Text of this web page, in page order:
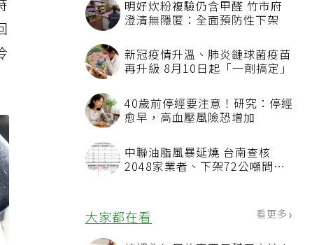
明好炊粉複驗仍含甲醛 竹市府
澄清無隱匿：全面預防性下架
新冠疫情升溫、肺炎鏈球菌疫苗
再升級 8月10日起「一劑搞定」
40歲前停經要注意！研究：停經
愈早，高血壓風險恐增加
中聯油脂風暴延燒 台南查核
2048家業者、下架72公噸問題
大家都在看